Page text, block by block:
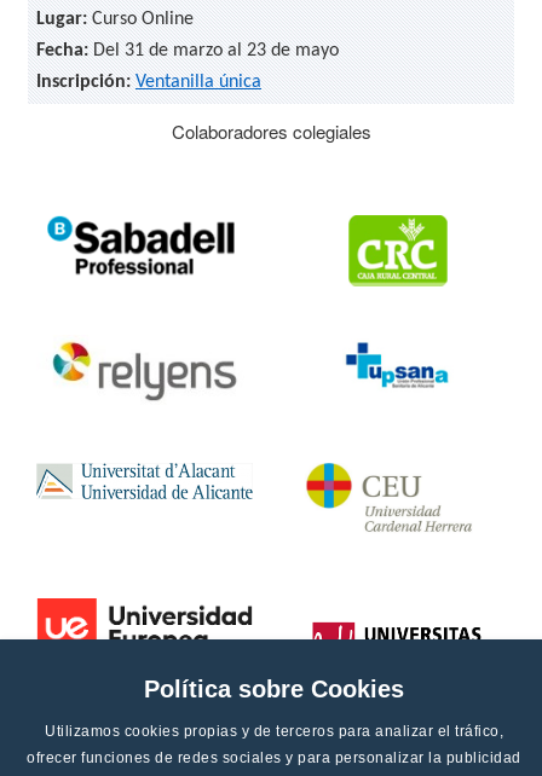
Política sobre Cookies
Utilizamos cookies propias y de terceros para analizar el tráfico,
ofrecer funciones de redes sociales y para personalizar la publicidad
Lugar: Curso Online
Fecha: Del 31 de marzo al 23 de mayo
Inscripción: Ventanilla única
Colaboradores colegiales